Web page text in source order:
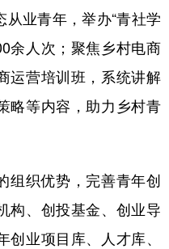
业青年，举办“青社学
余人次；聚焦乡村电商
运营培训班，系统讲解
略等内容，助力乡村青
织优势，完善青年创
构、创投基金、创业导
业项目库、人才库、